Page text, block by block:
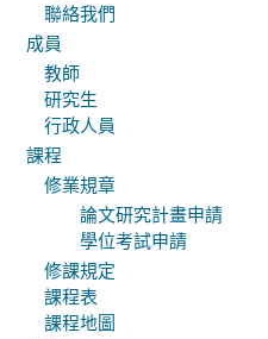
聯絡我們
成員
教師
研究生
行政人員
課程
修業規章
論文研究計畫申請
學位考試申請
修課規定
課程表
課程地圖